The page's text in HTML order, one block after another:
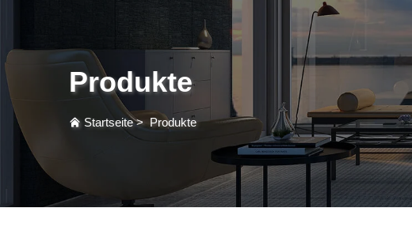
Produkte
Startseite> Produkte